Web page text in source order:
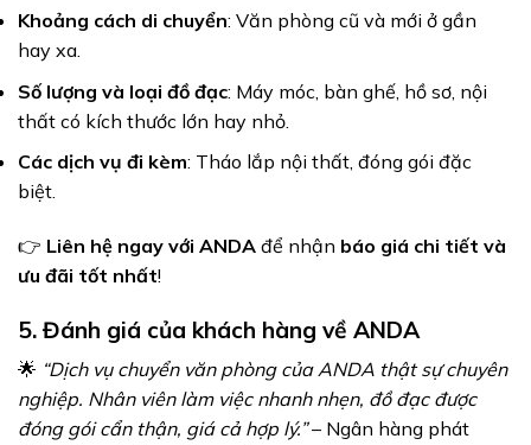
Khoảng cách di chuyển: Văn phòng cũ và mới ở gần
hay xa.
Số lượng và loại đồ đạc: Máy móc, bàn ghế, hồ sơ, nội
thất có kích thước lớn hay nhỏ.
Các dịch vụ đi kèm: Tháo lắp nội thất, đóng gói đặc
biệt.
👉 Liên hệ ngay với ANDA để nhận báo giá chi tiết và
ưu đãi tốt nhất!
5. Đánh giá của khách hàng về ANDA
🌟 “Dịch vụ chuyển văn phòng của ANDA thật sự chuyên
nghiệp. Nhân viên làm việc nhanh nhẹn, đồ đạc được
đóng gói cẩn thận, giá cả hợp lý.”– Ngân hàng phát